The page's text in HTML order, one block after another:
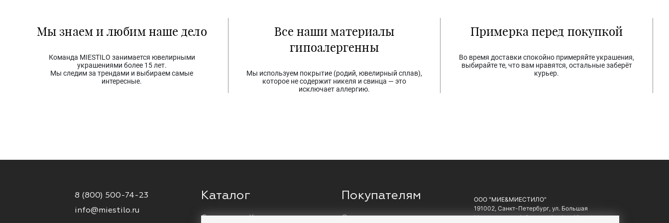
Мы знаем и любим наше дело
Команда MIESTILO занимается ювелирными
украшениями более 15 лет.
Мы следим за трендами и выбираем самые
интересные.
Все наши материалы
гипоалергенны
Мы используем покрытие (родий, ювелирный сплав),
которое не содержит никеля и свинца — это
исключает аллергию.
Примерка перед покупкой
Во время доставки спокойно примеряйте украшения,
выбирайте те, что вам нравятся, остальные заберёт
курьер.
8 (800) 500-74-23
info@miestilo.ru
Каталог
Серьги Кольца
Покупателям
О компании
ООО "МИЕ&МИЕСТИЛО"
191002, Санкт-Петербург, ул. Большая
Московская, д. 1-3, литер А, офис 10.